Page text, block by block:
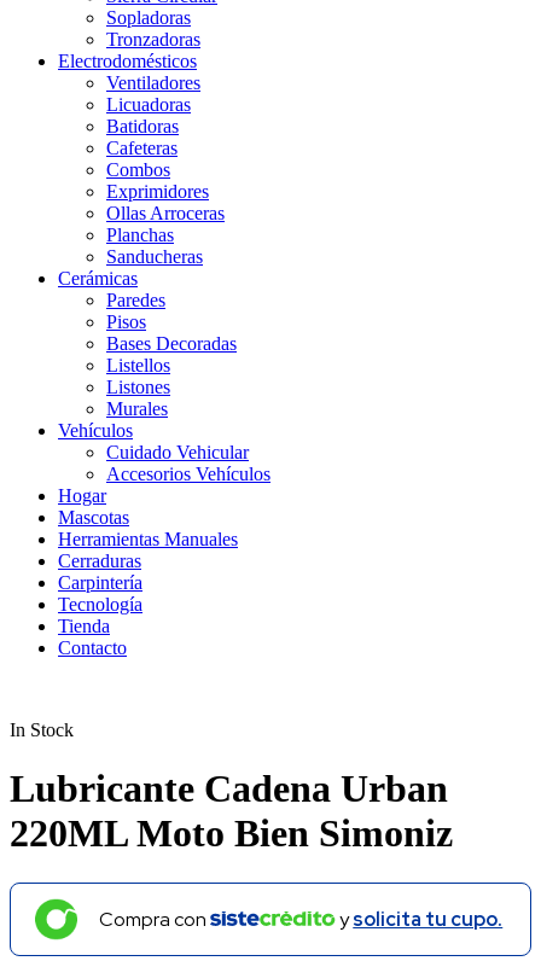
Sopladoras
Tronzadoras
Electrodomésticos
Ventiladores
Licuadoras
Batidoras
Cafeteras
Combos
Exprimidores
Ollas Arroceras
Planchas
Sanducheras
Cerámicas
Paredes
Pisos
Bases Decoradas
Listellos
Listones
Murales
Vehículos
Cuidado Vehicular
Accesorios Vehículos
Hogar
Mascotas
Herramientas Manuales
Cerraduras
Carpintería
Tecnología
Tienda
Contacto
In Stock
Lubricante Cadena Urban
220ML Moto Bien Simoniz
Compra con ysolicita tu cupo.